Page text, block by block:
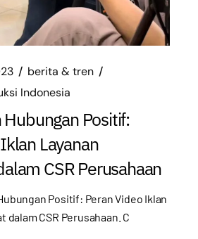
berita & tren
Indonesia
Positif:
Layanan
CSR Perusahaan
Positif: Peran Video Iklan
dalam CSR Perusahaan. C